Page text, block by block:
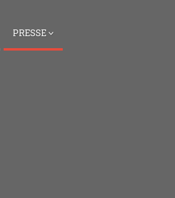
PRESSE